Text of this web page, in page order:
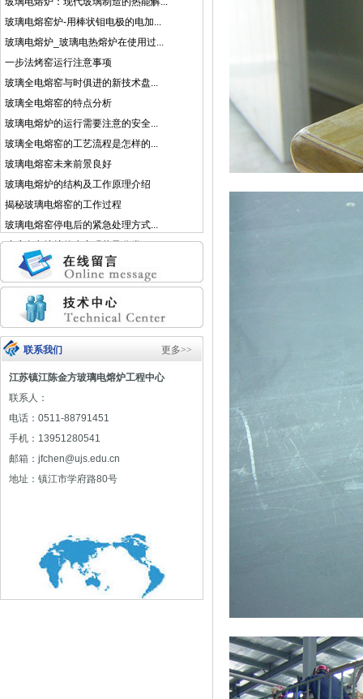
玻璃电熔窑炉-用棒状钼电极的电加...
玻璃电熔炉_玻璃电热熔炉在使用过...
一步法烤窑运行注意事项
玻璃全电熔窑与时俱进的新技术盘...
玻璃全电熔窑的特点分析
玻璃电熔炉的运行需要注意的安全...
玻璃全电熔窑的工艺流程是怎样的...
玻璃电熔窑未来前景良好
玻璃电熔炉的结构及工作原理介绍
揭秘玻璃电熔窑的工作过程
玻璃电熔窑停电后的紧急处理方式...
玻璃全电熔炉的生产现状及分类
更多>>
联系我们
江苏镇江陈金方玻璃电熔炉工程中心
联系人：
电话：0511-88791451
手机：13951280541
邮箱：jfchen@ujs.edu.cn
地址：镇江市学府路80号